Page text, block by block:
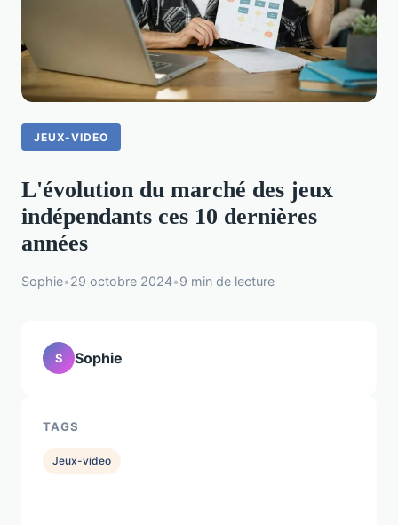
JEUX-VIDEO
L'évolution du marché des jeux
indépendants ces 10 dernières
années
Sophie•29 octobre 2024•9 min de lecture
S Sophie
TAGS
Jeux-video